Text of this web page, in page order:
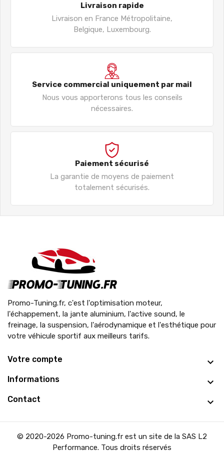
Livraison rapide
Livraison en France Métropolitaine,
Belgique, Luxembourg.
Service commercial uniquement par mail
Nous vous apporterons tous les conseils
nécessaires.
Paiement sécurisé
La garantie de moyens de paiement
totalement sécurisés.
Promo-Tuning.fr, c'est l'optimisation moteur,
l'échappement, la jante aluminium, l'active sound, le
freinage, la suspension, l'aérodynamique et l'esthétique pour
votre véhicule sportif aux meilleurs tarifs.
Votre compte
Informations
Contact
© 2020-2026 Promo-tuning.fr est un site de la SAS L2
Performance. Tous droits réservés